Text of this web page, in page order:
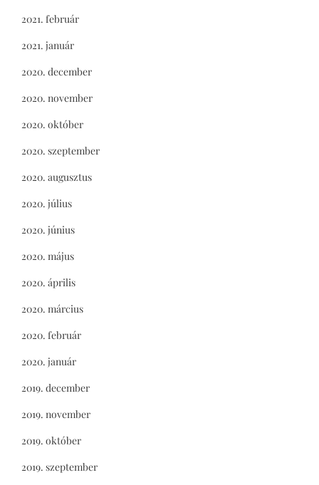
2021. február
2021. január
2020. december
2020. november
2020. október
2020. szeptember
2020. augusztus
2020. július
2020. június
2020. május
2020. április
2020. március
2020. február
2020. január
2019. december
2019. november
2019. október
2019. szeptember